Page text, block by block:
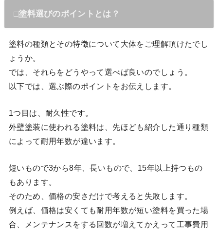
□塗料選びのポイントとは？
塗料の種類とその特徴について大体をご理解頂けたでし
ょうか。
では、それらをどうやって選べば良いのでしょう。
以下では、選ぶ際のポイントをお伝えします。
1つ目は、耐久性です。
外壁塗装に使われる塗料は、先ほども紹介した通り種類
によって耐用年数が違います。
短いもので3から8年、長いもので、15年以上持つもの
もあります。
そのため、価格の安さだけで考えると失敗します。
例えば、価格は安くても耐用年数が短い塗料を買った場
合、メンテナンスをする回数が増えてかえって工事費用